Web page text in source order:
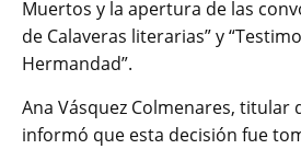
Muertos y la apertura de las
de Calaveras literarias” y
Hermandad”.
Ana Vásquez Colmenares, titular
informó que esta decisión fue